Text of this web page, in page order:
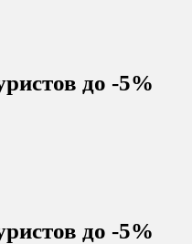
до -5%
до -5%